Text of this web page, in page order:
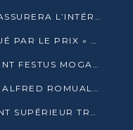
COSERCO : VALENTIN BOWAO ASSURERA L’INTÉRIM À LA TÊTE DU BUREAU EXÉCUTIF NATIONAL
MAMADI DOUMBOUYA DISTINGUÉ PAR LE PRIX « SUPER GRAND BÂTISSEUR BABACAR N’DIAYE »
BOTSWANA : L’ANCIEN PRÉSIDENT FESTUS MOGAE EST MORT À 86 ANS
UNIVERSITÉ MARIEN NGOUABI : ALFRED ROMUALD NGUYA POATY SOUTIENT UNE THÈSE SUR LE PARADOXE DE LA CROISSANCE EN ZONE CEMAC
LA MINISTRE DE L’ENSEIGNEMENT SUPÉRIEUR TRACE SA FEUILLE DE ROUTE